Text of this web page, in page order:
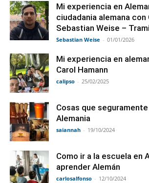
Mi experiencia en
ciudadania alemana con
Sebastian Weise –
Sebastian Weise - 01/01/2026
Mi experiencia en
Carol Hamann
calipso - 25/02/2025
Cosas que
Alemania
saiannah - 19/10/2024
Como ir a la escuela en
aprender Alemán
carlosalfonso - 12/10/2024